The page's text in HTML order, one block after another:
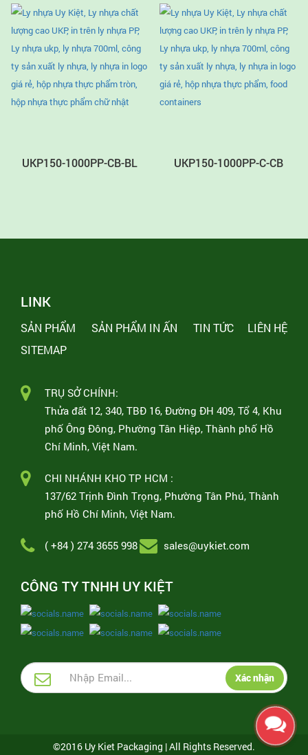
UKP150-1000PP-CB-BL UKP150-1000PP-C-CB
LINK
SẢN PHẨM SẢN PHẨM IN ẤN TIN TỨC
LIÊN HỆ
SITEMAP
TRỤ SỞ CHÍNH:
Thửa đất 12, 340, TBĐ 16, Đường ĐH 409, Tổ 4, Khu
phố Ông Đông, Phường Tân Hiệp, Thành phố Hồ
Chí Minh, Việt Nam.
CHI NHÁNH KHO TP HCM :
137/62 Trịnh Đình Trọng, Phường Tân Phú, Thành
phố Hồ Chí Minh, Việt Nam.
( +84 ) 274 3655 998 sales@uykiet.com
CÔNG TY TNHH UY KIỆT
Xác nhận
©2016 Uy Kiet Packaging | All Rights Reserved.